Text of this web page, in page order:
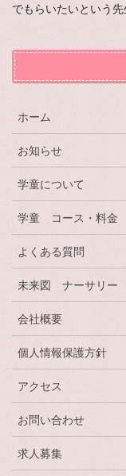
でもらいたいという
ホーム
お知らせ
学童について
学童 コース・料金
よくある質問
未来図 ナーサリー
会社概要
個人情報保護方針
アクセス
お問い合わせ
求人募集